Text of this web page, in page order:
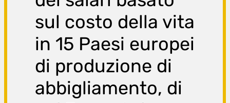
sul costo della vita
in 15 Paesi europei
di produzione di
abbigliamento, di